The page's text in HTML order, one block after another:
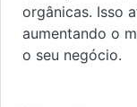
orgânicas. Isso
aumentando o
o seu negócio.